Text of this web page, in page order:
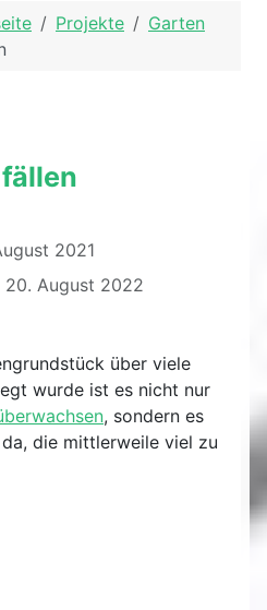
Projekte
Garten
2021
August 2022
über viele
wurde ist es nicht nur
, sondern es
die mittlerweile viel zu